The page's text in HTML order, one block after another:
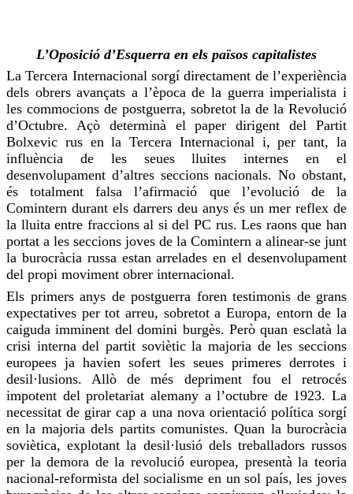
L’Oposició d’Esquerra en els països capitalistes
La Tercera Internacional sorgí directament de l’experiència
dels obrers avançats a l’època de la guerra imperialista i
les commocions de postguerra, sobretot la de la Revolució
d’Octubre. Açò determinà el paper dirigent del Partit
Bolxevic rus en la Tercera Internacional i, per tant, la
influència de les seues lluites internes en el
desenvolupament d’altres seccions nacionals. No obstant,
és totalment falsa l’afirmació que l’evolució de la
Comintern durant els darrers deu anys és un mer reflex de
la lluita entre fraccions al si del PC rus. Les raons que han
portat a les seccions joves de la Comintern a alinear-se junt
la burocràcia russa estan arrelades en el desenvolupament
del propi moviment obrer internacional.
Els primers anys de postguerra forentestimonis de grans
expectatives per tot arreu, sobretot a Europa, entorn de la
caiguda imminent del domini burgès. Però quan esclatà la
crisi interna del partit soviètic la majoria de les seccions
europees ja havien sofert les seues primeres derrotes i
desil·lusions. Allò de més depriment fouel retrocés
impotent del proletariat alemany a l’octubre de 1923. La
necessitat de girar cap a una nova orientació política sorgí
en la majoria dels partits comunistes. Quan la burocràcia
soviètica, explotant la desil·lusió dels treballadors russos
per la demora de la revolució europea, presentà la teoria
nacional-reformista del socialisme en un sol país, les joves